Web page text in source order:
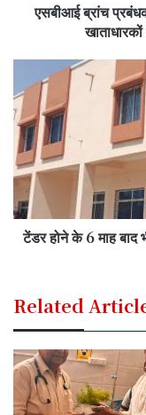
एसबीआई ब्रांच
टेंडर होने के 6 माह बाद
Related